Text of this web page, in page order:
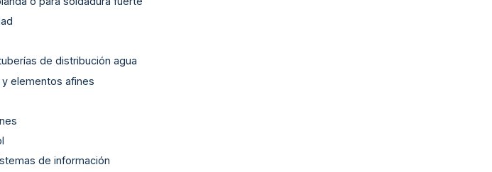
de distribución agua
elementos afines
de información